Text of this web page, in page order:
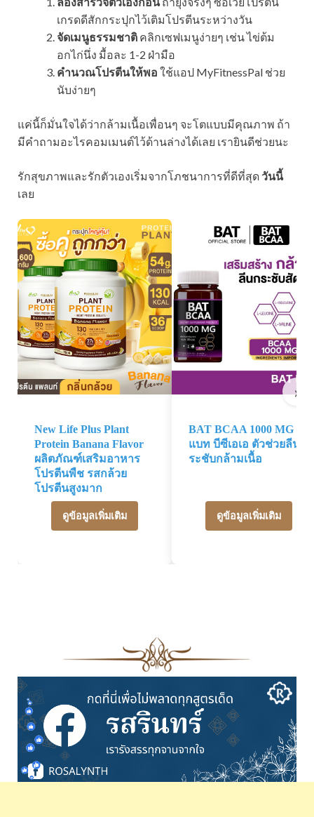
เกรดดีสักกระปุกไว้เติมโปรตีนระหว่างวัน
จัดเมนูธรรมชาติ คลิกเซฟเมนูง่ายๆ เช่น ไข่ต้ม
อกไก่นึ่ง มื้อละ 1-2 ฝ่ามือ
คำนวณโปรตีนให้พอ ใช้แอป MyFitnessPal ช่วย
นับง่ายๆ
แค่นี้ก็มั่นใจได้ว่ากล้ามเนื้อเพื่อนๆ จะโตแบบมีคุณภาพ ถ้า
มีคำถามอะไรคอมเมนต์ไว้ด้านล่างได้เลย เรายินดีช่วยนะ
รักสุขภาพและรักตัวเองเริ่มจากโภชนาการที่ดีที่สุดวันนี้
เลย
›
New Life Plus Plant
Protein Banana Flavor
ผลิตภัณฑ์เสริมอาหาร
โปรตีนพืช รสกล้วย
โปรตีนสูงมาก
ดูข้อมูลเพิ่มเติม
BAT BCAA 1000 MG
แบท บีซีเอเอ ตัวช่วยลีนก
ระชับกล้ามเนื้อ
ดูข้อมูลเพิ่มเติม